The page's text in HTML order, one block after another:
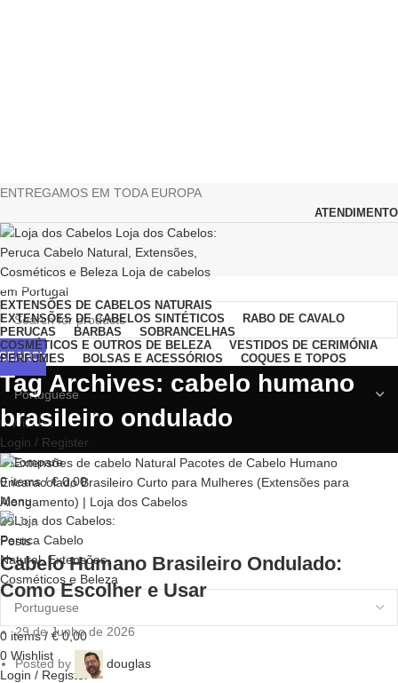
ENTREGAMOS EM TODA EUROPA
ATENDIMENTO
SEARCH
0 Wishlist
Login / Register
0 Compare
0items / €0,00
Menu
0 items / €0,00
0 Wishlist
Login / Register
Browse Categories
EXTENSÕES DE CABELOS NATURAIS
EXTENSÕES DE CABELOS SINTÉTICOS
RABO DE CAVALO
PERUCAS
BARBAS
SOBRANCELHAS
COSMÉTICOS E OUTROS DE BELEZA
VESTIDOS DE CERIMÓNIA
PERFUMES
BOLSAS E ACESSÓRIOS COQUES E TOPOS
Tag Archives: cabelo humano
brasileiro ondulado
29Jun
Posts
Cabelo Humano Brasileiro Ondulado:
Como Escolher e Usar
29 de Junho de 2026
Posted by douglas